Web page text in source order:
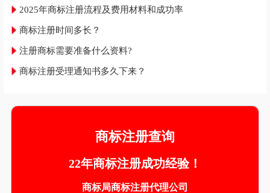
2025年商标注册流程及费用材料和成功率
商标注册时间多长？
注册商标需要准备什么资料?
商标注册受理通知书多久下来？
商标注册查询
22年商标注册成功经验！
商标局商标注册代理公司